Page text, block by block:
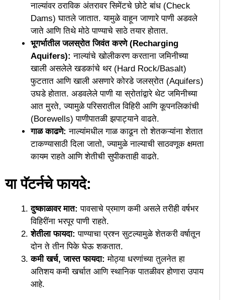
नाल्यांवर ठराविक अंतरावर सिमेंटचे छोटे बांध (Check
Dams) घातले जातात. यामुळे वाहून जाणारे पाणी अडवले
जाते आणि तिथे मोठे पाण्याचे साठे तयार होतात.
भूगर्भातील जलस्रोत जिवंत करणे (Recharging
Aquifers): नाल्यांचे खोलीकरण करताना जमिनीच्या
खाली असलेले खडकांचे थर (Hard Rock/Basalt)
फुटतात आणि खाली असणारे कोरडे जलस्रोत (Aquifers)
उघडे होतात. अडवलेले पाणी या स्रोतांद्वारे थेट जमिनीच्या
आत मुरते, ज्यामुळे परिसरातील विहिरी आणि कूपनलिकांची
(Borewells) पाणीपातळी झपाट्याने वाढते.
गाळ काढणे: नाल्यांमधील गाळ काढून तो शेतकऱ्यांना शेतात
टाकण्यासाठी दिला जातो, ज्यामुळे नाल्याची साठवणूक क्षमता
कायम राहते आणि शेतीची सुपीकताही वाढते.
या पॅटर्नचे फायदे:
दुष्काळावर मात: पावसाचे प्रमाण कमी असले तरीही वर्षभर
विहिरींना भरपूर पाणी राहते.
शेतीला फायदा: पाण्याचा प्रश्न सुटल्यामुळे शेतकरी वर्षातून
दोन ते तीन पिके घेऊ शकतात.
कमी खर्च, जास्त फायदा: मोठ्या धरणांच्या तुलनेत हा
अतिशय कमी खर्चात आणि स्थानिक पातळीवर होणारा उपाय
आहे.